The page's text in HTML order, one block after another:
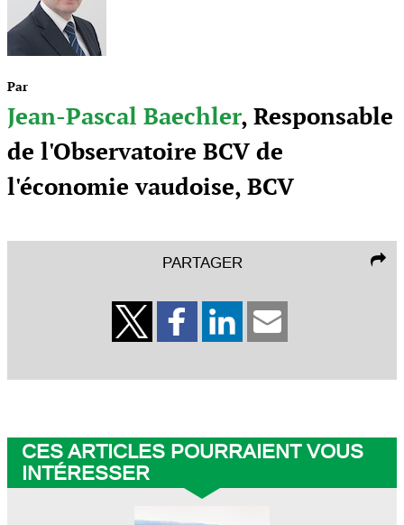
Par
Jean-Pascal Baechler, Responsable
de l'Observatoire BCV de
l'économie vaudoise, BCV
PARTAGER
CES ARTICLES POURRAIENT VOUS
INTÉRESSER